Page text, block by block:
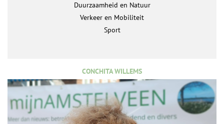
Duurzaamheid en Natuur
Verkeer en Mobiliteit
Sport
CONCHITA WILLEMS